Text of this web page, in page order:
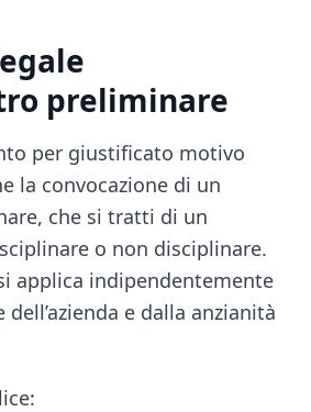
preliminare
per giustificato motivo
la convocazione di un
che si tratti di un
o non disciplinare.
applica indipendentemente
e dalla anzianità